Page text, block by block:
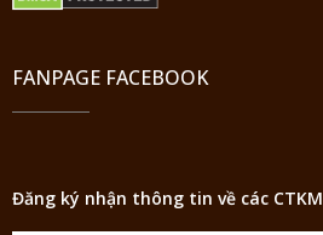
FANPAGE FACEBOOK
Đăng ký nhận thông tin về các CTKM